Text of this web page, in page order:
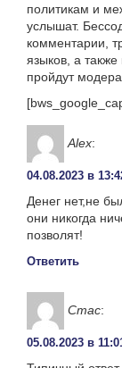
политикам и
услышат.
комментарии,
языков, а
пройдут
Alex:
04.08.2023 в
Денег нет,не
они никогда
позволят!
Ответить
Стас:
05.08.2023 в